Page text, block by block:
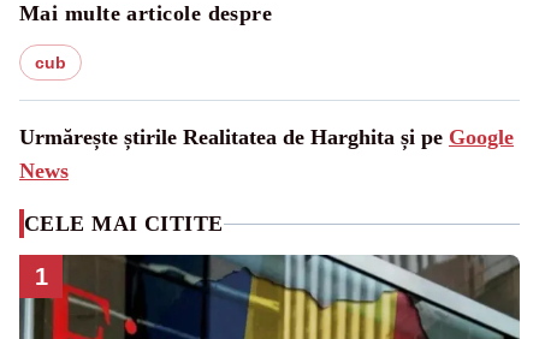
Mai multe articole despre
cub
Urmărește știrile Realitatea de Harghita și pe Google
News
CELE MAI CITITE
1